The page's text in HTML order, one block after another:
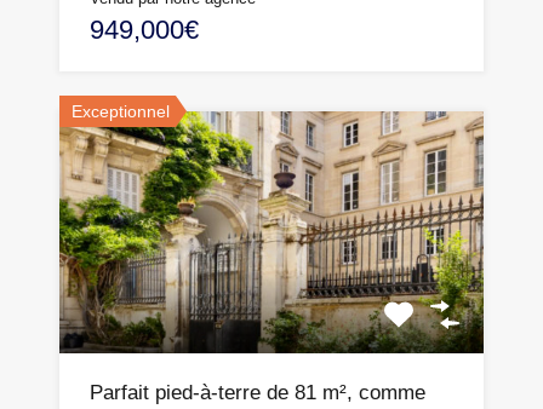
949,000€
Exceptionnel
Parfait pied-à-terre de 81 m², comme